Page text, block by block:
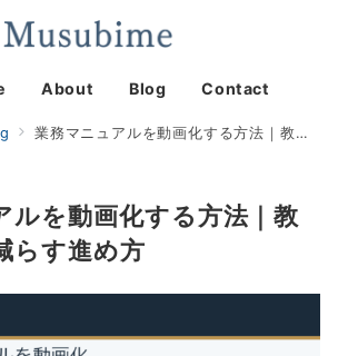
About Blog Contact
業務マニュアルを動画化する方法｜教育コストを減らす進め方
ルを動画化する方法｜教
らす進め方